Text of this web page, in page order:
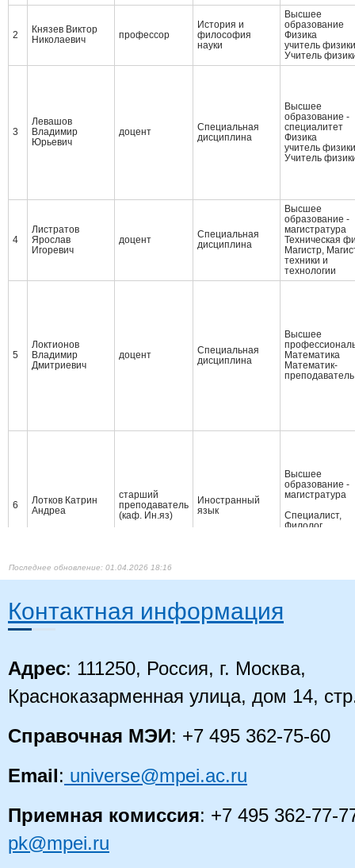
2
Князев Виктор
Николаевич
профессор
История и
философия
науки
Высшее
образование
Физика
учитель
Учитель
3
Левашов
Владимир
Юрьевич
доцент
Специальная
дисциплина
Высшее
образование -
специалитет
Физика
учитель
Учитель
4
Листратов
Ярослав
Игоревич
доцент
Специальная
дисциплина
Высшее
образование -
магистратура
Техническая
Магистр,
техники и
технологии
5
Локтионов
Владимир
Дмитриевич
доцент
Специальная
дисциплина
Высшее
Математика
Математик-
преподаватель
6
Лотков Катрин
Андреа
старший
преподаватель
(каф. Ин.яз)
Иностранный
язык
Высшее
образование -
магистратура
Cпециалист,
Филолог,
01.04.2026 18:16
Контактная информация
Адрес: 111250, Россия, г. Москва,
Красноказарменная улица, дом 14,
Справочная МЭИ: +7 495 362-75-60
Email: universe@mpei.ac.ru
Приемная комиссия: +7 495 362-77-
pk@mpei.ru